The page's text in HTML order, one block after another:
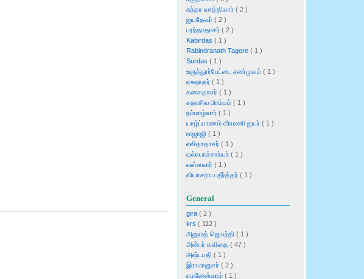
சுந்தர வாத்தியார் ( 2 )
ஜயதேவர் ( 2 )
புரந்தரதாசர் ( 2 )
Kabirdas ( 1 )
Rabindranath Tagore ( 1 )
Surdas ( 1 )
உளுந்தூர்பேட்டை சண்முகம் ( 1 )
ஏகநாதர் ( 1 )
கனகதாசர் ( 1 )
சதாசிவ பிரம்மம் ( 1 )
நம்மாழ்வார் ( 1 )
யாழ்ப்பாணம் வீரமணி ஐயர் ( 1 )
ராஜாஜி ( 1 )
லலிதாதாசர் ( 1 )
வல்லபாச்சார்யர் ( 1 )
வள்ளலார் ( 1 )
வியாசராய தீர்த்தர் ( 1 )
General
gira ( 2 )
krs ( 112 )
அனுமத் ஜெயந்தி ( 1 )
அன்பர் கவிதை ( 47 )
அஷ்டபதி ( 1 )
இராமானுசர் ( 2 )
எமனேஸ்வரம் ( 1 )